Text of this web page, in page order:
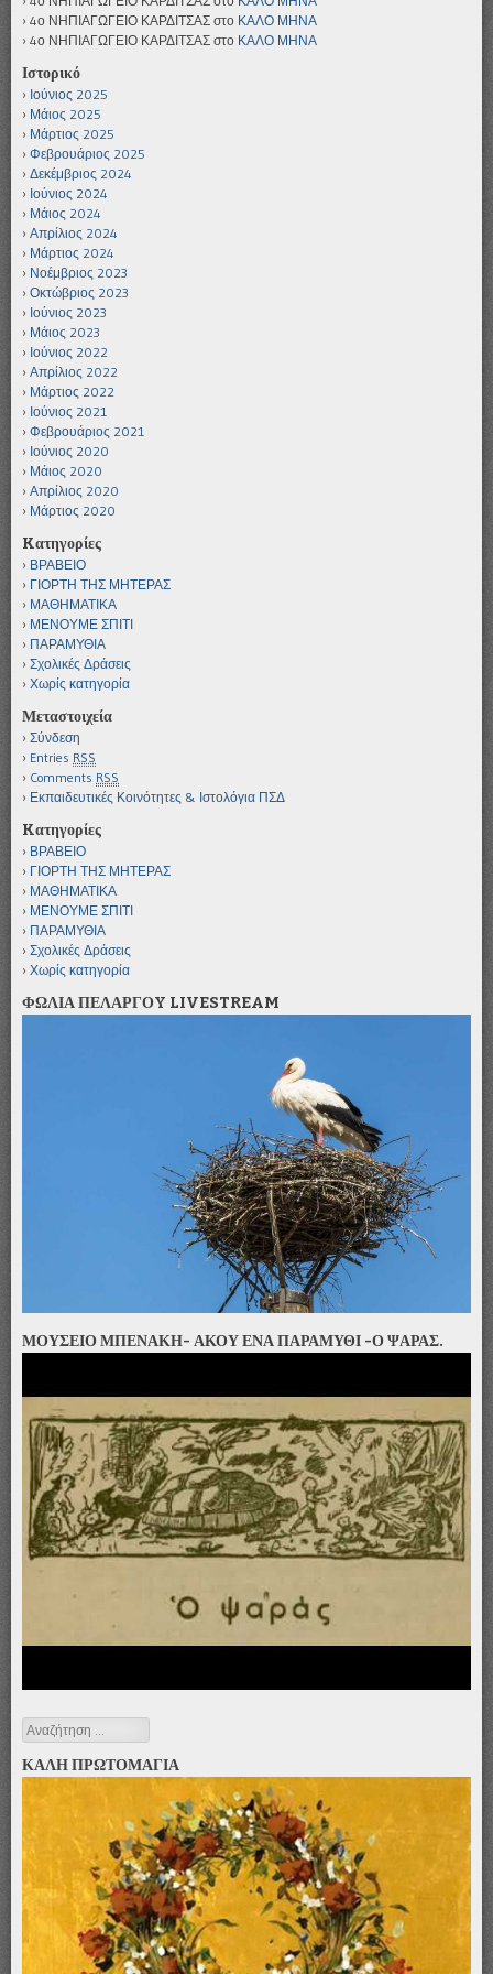
4ο ΝΗΠΙΑΓΩΓΕΙΟ ΚΑΡΔΙΤΣΑΣ στο ΚΑΛΟ ΜΗΝΑ
4ο ΝΗΠΙΑΓΩΓΕΙΟ ΚΑΡΔΙΤΣΑΣ στο ΚΑΛΟ ΜΗΝΑ
Ιστορικό
Ιούνιος 2025
Μάιος 2025
Μάρτιος 2025
Φεβρουάριος 2025
Δεκέμβριος 2024
Ιούνιος 2024
Μάιος 2024
Απρίλιος 2024
Μάρτιος 2024
Νοέμβριος 2023
Οκτώβριος 2023
Ιούνιος 2023
Μάιος 2023
Ιούνιος 2022
Απρίλιος 2022
Μάρτιος 2022
Ιούνιος 2021
Φεβρουάριος 2021
Ιούνιος 2020
Μάιος 2020
Απρίλιος 2020
Μάρτιος 2020
Kατηγορίες
ΒΡΑΒΕΙΟ
ΓΙΟΡΤΗ ΤΗΣ ΜΗΤΕΡΑΣ
ΜΑΘΗΜΑΤΙΚΑ
ΜΕΝΟΥΜΕ ΣΠΙΤΙ
ΠΑΡΑΜΥΘΙΑ
Σχολικές Δράσεις
Χωρίς κατηγορία
Μεταστοιχεία
Σύνδεση
Entries RSS
Comments RSS
Εκπαιδευτικές Κοινότητες & Ιστολόγια ΠΣΔ
Kατηγορίες
ΒΡΑΒΕΙΟ
ΓΙΟΡΤΗ ΤΗΣ ΜΗΤΕΡΑΣ
ΜΑΘΗΜΑΤΙΚΑ
ΜΕΝΟΥΜΕ ΣΠΙΤΙ
ΠΑΡΑΜΥΘΙΑ
Σχολικές Δράσεις
Χωρίς κατηγορία
ΦΩΛΙΑ ΠΕΛΑΡΓΟY LIVESTREAM
ΜΟΥΣΕΙΟ ΜΠΕΝΑΚΗ- ΑΚΟΥ ΕΝΑ ΠΑΡΑΜΥΘΙ -Ο ΨΑΡΑΣ.
Αναζήτηση
ΚΑΛΗ ΠΡΩΤΟΜΑΓΙΑ